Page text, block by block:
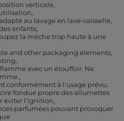
verticale
au lavage en lave-vaisselle
enfants
la mèche trop haute à une
and other packaging elements,
avec un étouffoir. Ne
conformément à l'usage prévu
fondue propre des allumettes
éviter l'ignition
parfumées pouvant provoquer